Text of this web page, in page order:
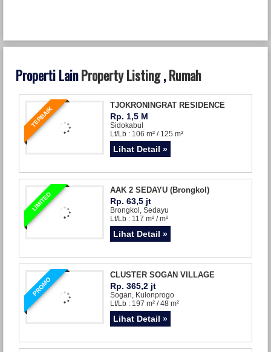
Properti LainProperty Listing,Rumah
TERBAIK TJOKRONINGRAT RESIDENCE
Rp. 1,5 M
Sidokabul
Lt/Lb : 106 m² / 125 m²
Lihat Detail »
LIMITED
AAK 2 SEDAYU (Brongkol)
Rp. 63,5 jt
Brongkol, Sedayu
Lt/Lb : 117 m² / m²
Lihat Detail »
PROMO
CLUSTER SOGAN VILLAGE
Rp. 365,2 jt
Sogan, Kulonprogo
Lt/Lb : 197 m² / 48 m²
Lihat Detail »